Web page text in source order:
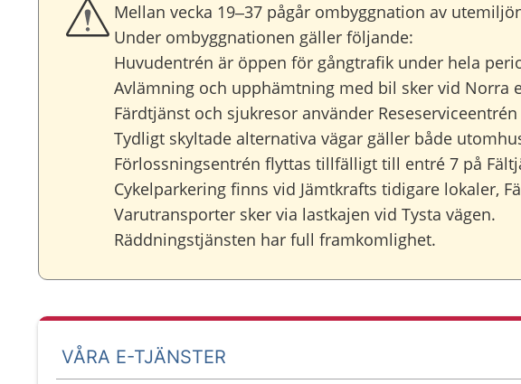
Mellan vecka 19–37 pågår ombyggnation av
Under ombyggnationen gäller följande:
Huvudentrén är öppen för gångtrafik under hela
Avlämning och upphämtning med bil sker vid Norra
Färdtjänst och sjukresor använder
Tydligt skyltade alternativa vägar gäller både
Förlossningsentrén flyttas tillfälligt till entré 7 på
Cykelparkering finns vid Jämtkrafts tidigare lokaler,
Varutransporter sker via lastkajen vid Tysta vägen.
Räddningstjänsten har full framkomlighet.
VÅRA E-TJÄNSTER